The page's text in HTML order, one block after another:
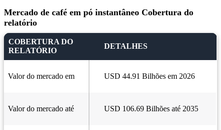
Mercado de café em pó instantâneo Cobertura do
relatório
COBERTURA DO
RELATÓRIO
DETALHES
Valor do mercado em USD 44.91 Bilhões em 2026
Valor do mercado até USD 106.69 Bilhões até 2035